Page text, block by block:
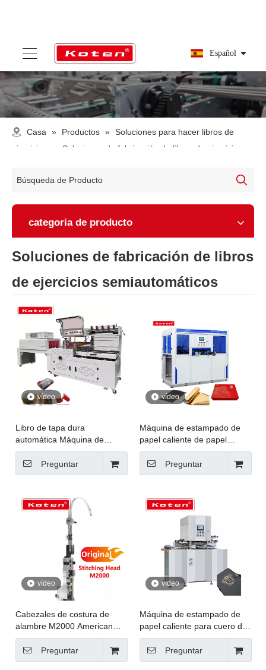
Español
Casa » Productos » Soluciones para hacer libros de
ejercicios
Soluciones de fabricación de libros de ejercicios
categoria de producto
Soluciones de fabricación de libros
de ejercicios semiautomáticos
vídeo
Libro de tapa dura
automática Máquina de
embalaje de alquiler de calor
de lágrimas fáciles con
máquina de sellado de borde
Preguntar
vídeo
Máquina de estampado de
papel caliente de papel
automático de 950x650 mm
para embalaje de caja JXZC-
95
Preguntar
vídeo
Cabezales de costura de
alambre M2000 American
Original M2000
Preguntar
vídeo
Máquina de estampado de
papel caliente para cuero de
tablero gris
Preguntar